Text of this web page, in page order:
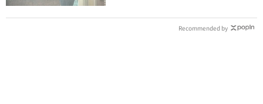
Recommended by